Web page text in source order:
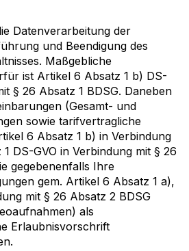
Datenverarbeitung der
und Beendigung des
Maßgebliche
ist Artikel 6 Absatz 1 b) DS-
§ 26 Absatz 1 BDSG. Daneben
(Gesamt- und
sowie tarifvertragliche
6 Absatz 1 b) in Verbindung
1 DS-GVO in Verbindung mit § 26
gegebenenfalls Ihre
gem. Artikel 6 Absatz 1 a),
mit § 26 Absatz 2 BDSG
als
Erlaubnisvorschrift